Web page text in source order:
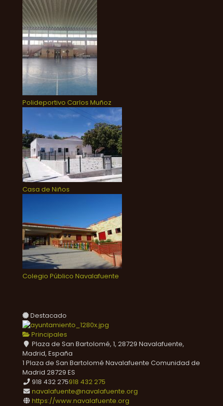
Polideportivo Carlos Muñoz
Casa de Niños
Colegio Público Navalafuente
Destacado
Principales
Plaza de San Bartolomé, 1, 28729 Navalafuente,
Madrid, España
1 Plaza de San Bartolomé Navalafuente Comunidad de
Madrid 28729 ES
918 432 275918 432 275
navalafuente@navalafuente.org
https://www.navalafuente.org